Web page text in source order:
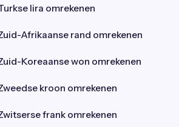
lira omrekenen
Afrikaanse rand omrekenen
Koreaanse won omrekenen
kroon omrekenen
frank omrekenen